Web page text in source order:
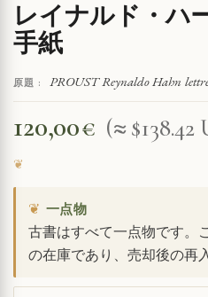
レイナルド・ハ
手紙
原題 : PROUST Reynaldo Hahn
120,00€ (≈ $138.42
❦ 一点物
古書はすべて一点物です。
の在庫であり、売却後の再